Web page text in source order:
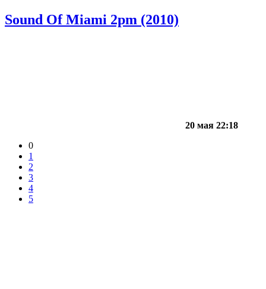
Sound Of Miami 2pm (2010)
20 мая 22:18
0
1
2
3
4
5